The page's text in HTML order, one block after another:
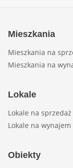
Mieszkania
Mieszkania na
Mieszkania na
Lokale
Lokale na sprzedaż
Lokale na wynajem
Obiekty